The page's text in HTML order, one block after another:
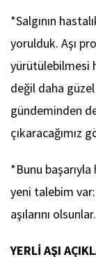
*Salgının
yorulduk. Aşı
yürütülebilmesi
değil daha
gündeminden
çıkaracağımız
*Bunu
yeni talebim var:
aşılarını olsunlar.
YERLİ AŞI